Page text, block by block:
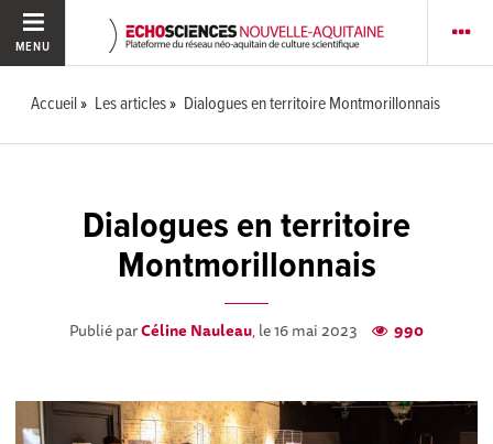
MENU
Accueil Les articles Dialogues en territoire Montmorillonnais
Dialogues en territoire
Montmorillonnais
Publié parCéline Nauleau, le 16 mai 2023 990